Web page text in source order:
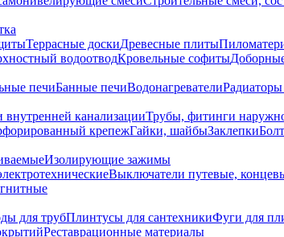
Террасные доскиДревесные плиты
водоотводКровельные софиты
печиБанные печиВодонагревателиРадиаторы
канализацииТрубы, фитинги
крепежГайки, шайбыЗаклепки
Изолирующие зажимы
Выключатели путевые,
для трубПлинтусы для сантехникиФуги для
Реставрационные материалы